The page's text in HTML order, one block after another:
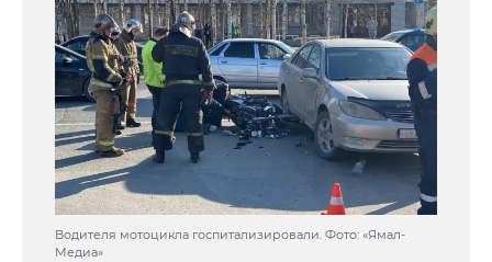
Водителя мотоцикла госпитализировали. Фото: «Ямал-
Медиа»